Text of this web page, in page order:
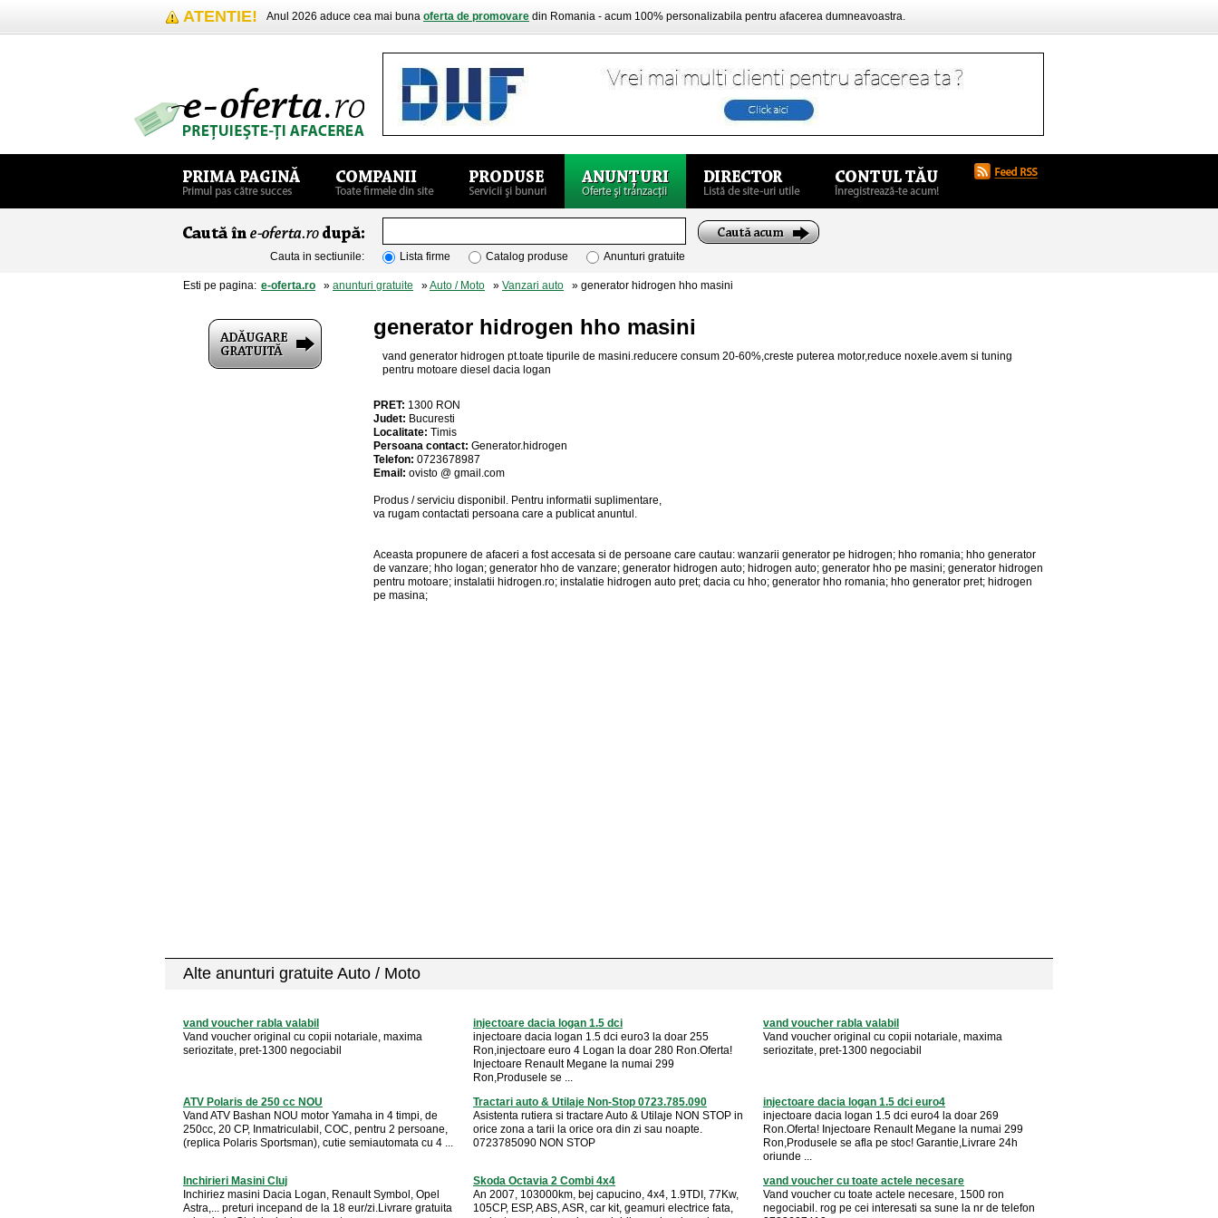
ATENTIE! Anul 2026 aduce cea mai buna oferta de promovare din Romania - acum 100% personalizabila pentru afacerea dumneavoastra.
Cauta in sectiunile: Lista firme Catalog produse Anunturi gratuite
Esti pe pagina: e-oferta.ro » anunturi gratuite »Auto / Moto » Vanzari auto » generator hidrogen hho masini
generator hidrogen hho masini
vand generator hidrogen pt.toate tipurile de masini.reducere consum 20-60%,creste puterea motor,reduce noxele.avem si tuning
pentru motoare diesel dacia logan
PRET: 1300 RON
Judet: Bucuresti
Localitate: Timis
Persoana contact: Generator.hidrogen
Telefon: 0723678987
Email: ovisto @ gmail.com
Produs / serviciu disponibil . Pentru informatii suplimentare,
va rugam contactati persoana care a publicat anuntul.
Aceasta propunere de afaceri a fost accesata si de persoane care cautau: wanzarii generator pe hidrogen; hho romania; hho generator
de vanzare; hho logan; generator hho de vanzare; generator hidrogen auto; hidrogen auto; generator hho pe masini; generator hidrogen
pentru motoare; instalatii hidrogen.ro; instalatie hidrogen auto pret; dacia cu hho; generator hho romania; hho generator pret; hidrogen
pe masina;
Alte anunturi gratuite Auto / Moto
vand voucher rabla valabil
Vand voucher original cu copii notariale, maxima
seriozitate, pret-1300 negociabil
injectoare dacia logan 1.5 dci
injectoare dacia logan 1.5 dci euro3 la doar 255
Ron,injectoare euro 4 Logan la doar 280 Ron.Oferta!
Injectoare Renault Megane la numai 299
Ron,Produsele se ...
vand voucher rabla valabil
Vand voucher original cu copii notariale, maxima
seriozitate, pret-1300 negociabil
ATV Polaris de 250 cc NOU
Vand ATV Bashan NOU motor Yamaha in 4 timpi, de
250cc, 20 CP, Inmatriculabil, COC, pentru 2 persoane,
(replica Polaris Sportsman), cutie semiautomata cu 4 ...
Tractari auto & Utilaje Non-Stop 0723.785.090
Asistenta rutiera si tractare Auto & Utilaje NON STOP in
orice zona a tarii la orice ora din zi sau noapte.
0723785090 NON STOP
injectoare dacia logan 1.5 dci euro4
injectoare dacia logan 1.5 dci euro4 la doar 269
Ron.Oferta! Injectoare Renault Megane la numai 299
Ron,Produsele se afla pe stoc! Garantie,Livrare 24h
oriunde ...
Inchirieri Masini Cluj
Inchiriez masini Dacia Logan, Renault Symbol, Opel
Astra,... preturi incepand de la 18 eur/zi.Livrare gratuita
Skoda Octavia 2 Combi 4x4
An 2007, 103000km, bej capucino, 4x4, 1.9TDI, 77Kw,
105CP, ESP, ABS, ASR, car kit, geamuri electrice fata,
vand voucher cu toate actele necesare
Vand voucher cu toate actele necesare, 1500 ron
negociabil. rog pe cei interesati sa sune la nr de telefon